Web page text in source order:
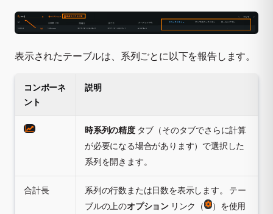
表示されたテーブルは、系列ごとに以下を報告します。
コンポーネ
ント
説明
時系列の精度タブ（そのタブでさらに計算
が必要になる場合があります）で選択した
系列を開きます。
合計長
系列の行数または日数を表示します。 テー
ブルの上のオプション リンク（
）を使用